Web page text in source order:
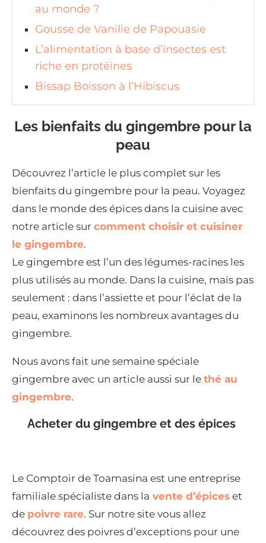
au monde ?
Gousse de Vanille de Papouasie
L’alimentation à base d’insectes est
riche en protéines
Bissap Boisson à l’Hibiscus
Les bienfaits du gingembre pour la
peau
Découvrez l’article le plus complet sur les
bienfaits du gingembre pour la peau. Voyagez
dans le monde des épices dans la cuisine avec
notre article sur comment choisir et cuisiner
le gingembre.
Le gingembre est l’un des légumes-racines les
plus utilisés au monde. Dans la cuisine, mais pas
seulement : dans l’assiette et pour l’éclat de la
peau, examinons les nombreux avantages du
gingembre.
Nous avons fait une semaine spéciale
gingembre avec un article aussi sur le thé au
gingembre.
Acheter du gingembre et des épices
Le Comptoir de Toamasina est une entreprise
familiale spécialiste dans la vente d’épices et
de poivre rare. Sur notre site vous allez
découvrez des poivres d’exceptions pour une